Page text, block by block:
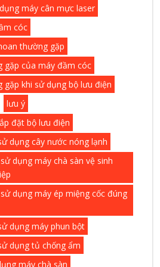
máy cân mực laser
cóc
thường gặp
gặp của máy đầm cóc
gặp khi sử dụng bộ lưu điện
lưu ý
đặt bộ lưu điện
dụng cây nước nóng lạnh
dụng máy chà sàn vệ sinh
dụng máy ép miệng cốc đúng
dụng máy phun bột
dụng tủ chống ẩm
máy chà sàn